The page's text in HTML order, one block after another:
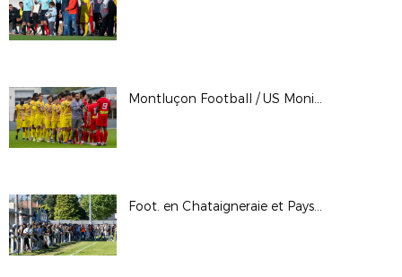
Montluçon Football / US Monistrol sur Loire - Régional 1 - J3
Foot. en Chataigneraie et Pays de Rance / Aurillac FC- 3e tour CDF 2024